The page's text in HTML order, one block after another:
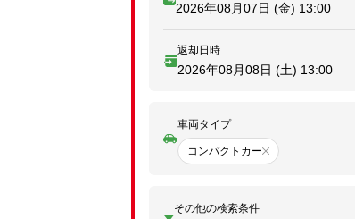
2026年08月07日 (金) 13:00
返却日時
2026年08月08日 (土) 13:00
車両タイプ
コンパクトカー
その他の検索条件